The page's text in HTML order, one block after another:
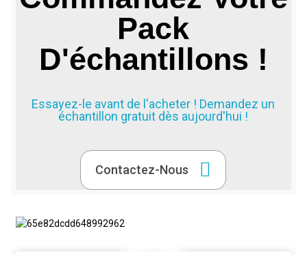
Pack
D'échantillons !
Essayez-le avant de l'acheter ! Demandez un
échantillon gratuit dès aujourd'hui !
Contactez-Nous